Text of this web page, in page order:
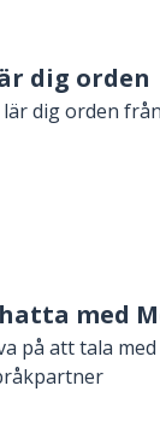
dig orden
lär dig orden
med
på att tala